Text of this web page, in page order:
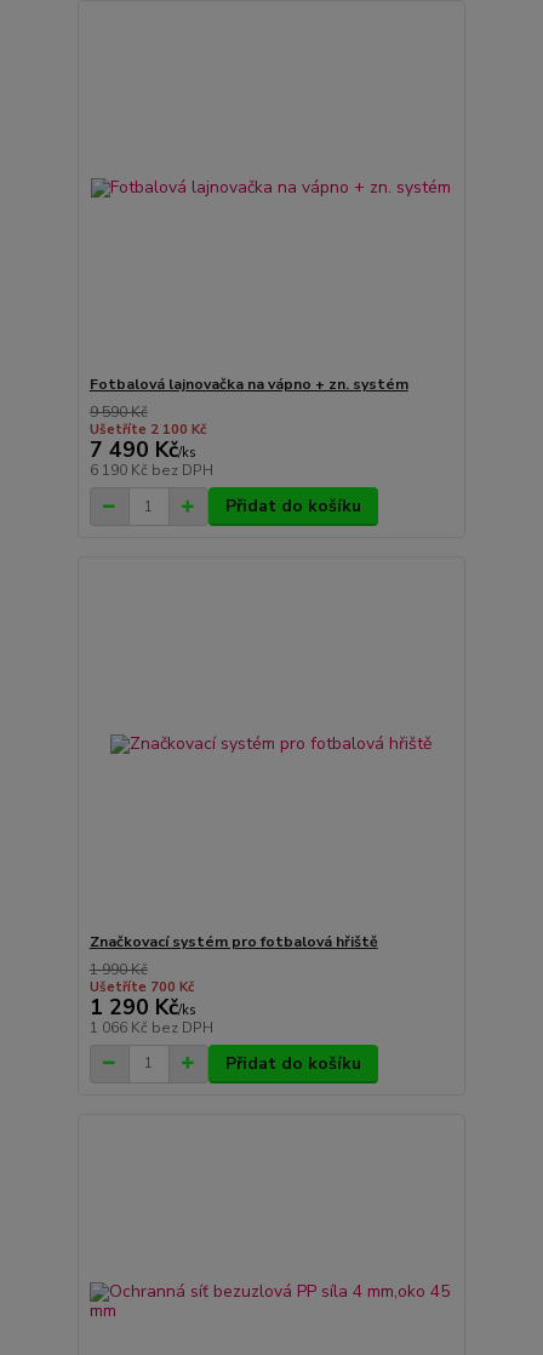
Fotbalová lajnovačka na vápno + zn. systém
9 590 Kč
Ušetříte 2 100 Kč
7 490 Kč/ks
6 190 Kč bez DPH
Přidat do košíku
Značkovací systém pro fotbalová hřiště
1 990 Kč
Ušetříte 700 Kč
1 290 Kč/ks
1 066 Kč bez DPH
Přidat do košíku